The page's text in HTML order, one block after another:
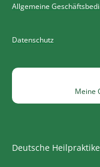
Allgemeine
Datenschutz
Meine
Deutsche